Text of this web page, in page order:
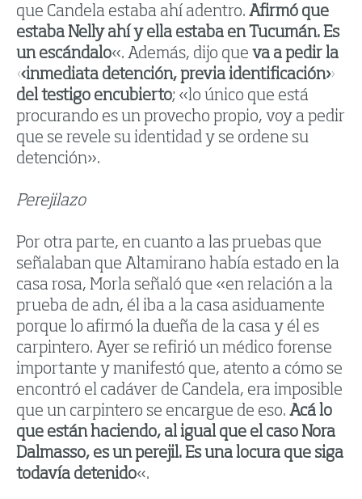
que Candela estaba ahí adentro. Afirmó que
estaba Nelly ahí y ella estaba en Tucumán. Es
un escándalo«. Además, dijo que va a pedir la
«inmediata detención, previa identificación»
del testigo encubierto; «lo único que está
procurando es un provecho propio, voy a pedir
que se revele su identidad y se ordene su
detención».
Perejilazo
Por otra parte, en cuanto a las pruebas que
señalaban que Altamirano había estado en la
casa rosa, Morla señaló que «en relación a la
prueba de adn, él iba a la casa asiduamente
porque lo afirmó la dueña de la casa y él es
carpintero. Ayer se refirió un médico forense
importante y manifestó que, atento a cómo se
encontró el cadáver de Candela, era imposible
que un carpintero se encargue de eso. Acá lo
que están haciendo, al igual que el caso Nora
Dalmasso, es un perejil. Es una locura que siga
todavía detenido«.